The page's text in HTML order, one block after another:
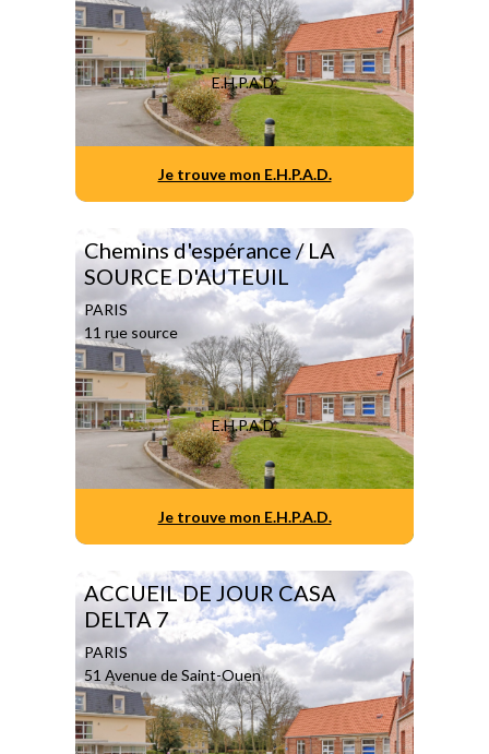
E.H.P.A.D.
Je trouve mon E.H.P.A.D.
Chemins d'espérance / LA
SOURCE D'AUTEUIL
PARIS
11 rue source
E.H.P.A.D.
Je trouve mon E.H.P.A.D.
ACCUEIL DE JOUR CASA
DELTA 7
PARIS
51 Avenue de Saint-Ouen